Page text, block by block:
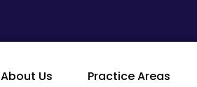
About Us Practice Areas